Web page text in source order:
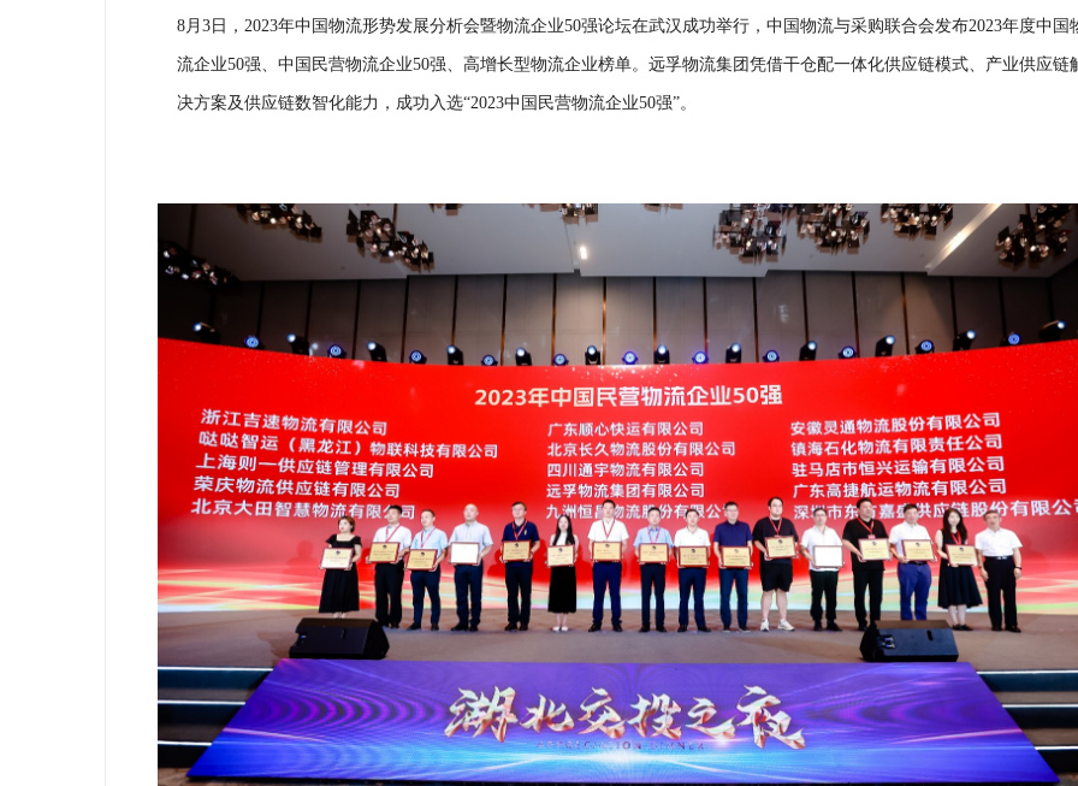
8月3日，2023年中国物流形势发展分析会暨物流企业50强论坛在武汉成功举行，中国物流与采购联合会发布2023年度中国
流企业50强、中国民营物流企业50强、高增长型物流企业榜单。远孚物流集团凭借干仓配一体化供应链模式、产业供应链
决方案及供应链数智化能力，成功入选“2023中国民营物流企业50强”。